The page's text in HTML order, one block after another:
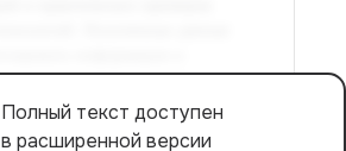
Полный текст доступен
в расширенной версии